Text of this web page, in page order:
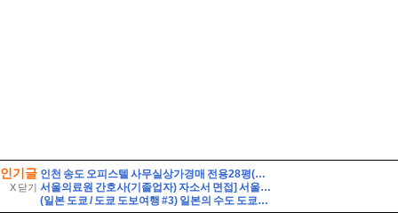
인기글
X 닫기
인천 송도 오피스텔 사무실상가경매 전용28평(1억8천) 초역세권 국제업무지구역 송도센트로드 19층 유찰2회 인천송도센트로드오피스텔상가 부동산경매 매매
서울의료원 간호사(기졸업자) 자소서 면접] 서울의료원 신규간호사(면허소지자) 자기소개서, 서울의료원 자기소개서 기반 면접 30문항과 모범답변, 핵심 용어 30선 - bithsome
(일본 도쿄 / 도쿄 도보여행 #3) 일본의 수도 도쿄의 도심 곳곳을 뚜벅뚜벅. 잘 알려지지 않은 도쿄의 숨겨진 명소까지